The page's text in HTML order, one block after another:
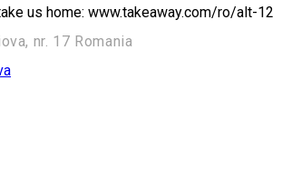
us home: www.takeaway.com/ro/alt-12
nr. 17 Romania